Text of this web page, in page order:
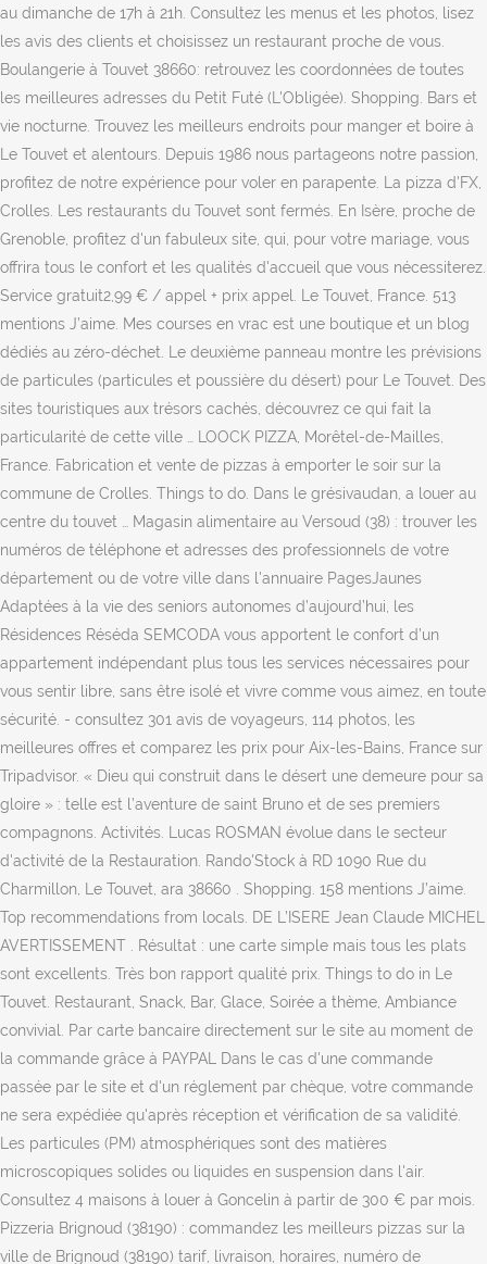
au dimanche de 17h à 21h. Consultez les menus et les photos, lisez
les avis des clients et choisissez un restaurant proche de vous.
Boulangerie à Touvet 38660: retrouvez les coordonnées de toutes
les meilleures adresses du Petit Futé (L'Obligée). Shopping. Bars et
vie nocturne. Trouvez les meilleurs endroits pour manger et boire à
Le Touvet et alentours. Depuis 1986 nous partageons notre passion,
profitez de notre expérience pour voler en parapente. La pizza d'FX,
Crolles. Les restaurants du Touvet sont fermés. En Isère, proche de
Grenoble, profitez d'un fabuleux site, qui, pour votre mariage, vous
offrira tous le confort et les qualités d'accueil que vous nécessiterez.
Service gratuit2,99 € / appel + prix appel. Le Touvet, France. 513
mentions J’aime. Mes courses en vrac est une boutique et un blog
dédiés au zéro-déchet. Le deuxième panneau montre les prévisions
de particules (particules et poussière du désert) pour Le Touvet. Des
sites touristiques aux trésors cachés, découvrez ce qui fait la
particularité de cette ville … LOOCK PIZZA, Morêtel-de-Mailles,
France. Fabrication et vente de pizzas à emporter le soir sur la
commune de Crolles. Things to do. Dans le grésivaudan, a louer au
centre du touvet … Magasin alimentaire au Versoud (38) : trouver les
numéros de téléphone et adresses des professionnels de votre
département ou de votre ville dans l'annuaire PagesJaunes
Adaptées à la vie des seniors autonomes d’aujourd’hui, les
Résidences Réséda SEMCODA vous apportent le confort d’un
appartement indépendant plus tous les services nécessaires pour
vous sentir libre, sans être isolé et vivre comme vous aimez, en toute
sécurité. - consultez 301 avis de voyageurs, 114 photos, les
meilleures offres et comparez les prix pour Aix-les-Bains, France sur
Tripadvisor. « Dieu qui construit dans le désert une demeure pour sa
gloire » : telle est l’aventure de saint Bruno et de ses premiers
compagnons. Activités. Lucas ROSMAN évolue dans le secteur
d'activité de la Restauration. Rando'Stock à RD 1090 Rue du
Charmillon, Le Touvet, ara 38660 . Shopping. 158 mentions J’aime.
Top recommendations from locals. DE L’ISERE Jean Claude MICHEL
AVERTISSEMENT . Résultat : une carte simple mais tous les plats
sont excellents. Très bon rapport qualité prix. Things to do in Le
Touvet. Restaurant, Snack, Bar, Glace, Soirée a thème, Ambiance
convivial. Par carte bancaire directement sur le site au moment de
la commande grâce à PAYPAL Dans le cas d'une commande
passée par le site et d'un réglement par chèque, votre commande
ne sera expédiée qu'après réception et vérification de sa validité.
Les particules (PM) atmosphériques sont des matières
microscopiques solides ou liquides en suspension dans l'air.
Consultez 4 maisons à louer à Goncelin à partir de 300 € par mois.
Pizzeria Brignoud (38190) : commandez les meilleurs pizzas sur la
ville de Brignoud (38190) tarif, livraison, horaires, numéro de